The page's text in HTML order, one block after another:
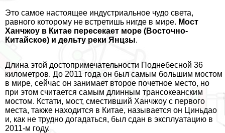
Это самое настоящее индустриальное чудо света,
равного которому не встретишь нигде в мире. Мост
Ханчжоу в Китае пересекает море (Восточно-
Китайское) и дельту реки Янцзы.
Длина этой достопримечательности Поднебесной 36
километров. До 2011 года он был самым большим мостом
в мире, сейчас он занимает второе почетное место, но
при этом считается самым длинным трaнcокеанским
мостом. Кстати, мост, сместивший Ханчжоу с первого
места, также находится в Китае, называется он Циньдао
и, как не трудно догадаться, был сдан в эксплуатацию в
2011-м году.